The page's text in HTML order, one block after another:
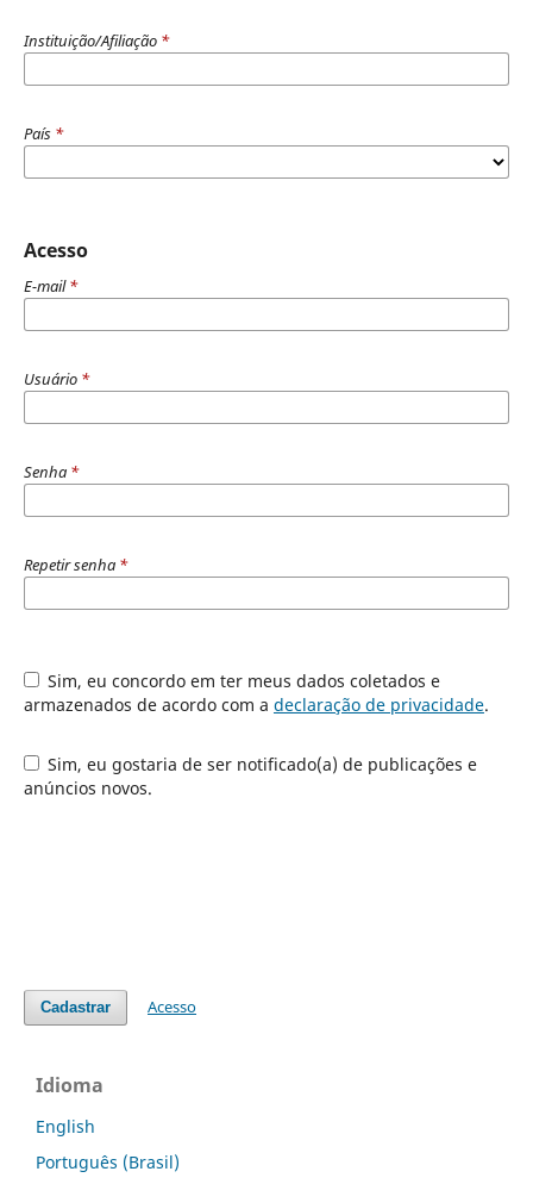
Instituição/Afiliação *
País *
Acesso
E-mail*
Usuário *
Senha *
Repetir senha *
Sim, eu concordo em ter meus dados coletados e
armazenados de acordo com a declaração de privacidade.
Sim, eu gostaria de ser notificado(a) de publicações e
anúncios novos.
Cadastrar Acesso
Idioma
English
Português (Brasil)